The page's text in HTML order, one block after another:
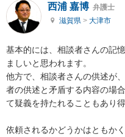
西浦 嘉博 弁護士
滋賀県 > 大津市
基本的には、相談者さんの記
ましいと思われます。
他方で、相談者さんの供述が
者の供述と矛盾する内容の場
て疑義を持たれることもあり得
依頼されるかどうかはともか